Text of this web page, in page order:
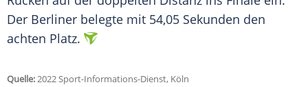
Der Berliner belegte mit 54,05 Sekunden den
achten Platz.
Quelle:2022 Sport-Informations-Dienst, Köln